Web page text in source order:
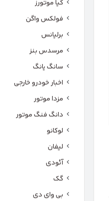
کیا موتورز
فولکس واگن
برلیانس
مرسدس بنز
سانگ یانگ
اخبار خودرو خارجی
مزدا موتور
دانگ فنگ موتور
لوکانو
لیفان
آئودی
گک
بی وای دی